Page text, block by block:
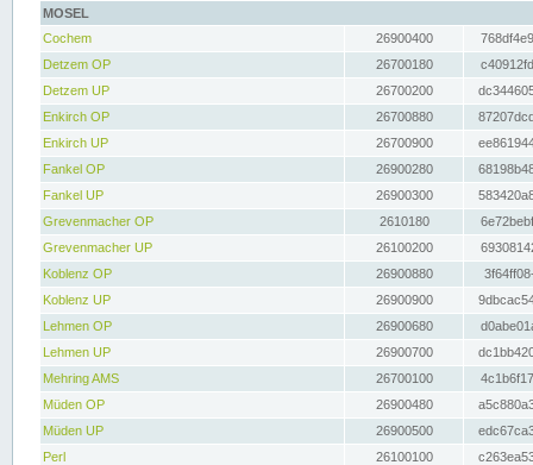
MOSEL
Cochem
26900400
Detzem OP
26700180
Detzem UP
26700200
Enkirch OP
26700880
Enkirch UP
26700900
Fankel OP
26900280
Fankel UP
26900300
Grevenmacher OP
2610180
Grevenmacher UP
26100200
Koblenz OP
26900880
Koblenz UP
26900900
Lehmen OP
26900680
Lehmen UP
26900700
Mehring AMS
26700100
Müden OP
26900480
Müden UP
26900500
Perl
26100100